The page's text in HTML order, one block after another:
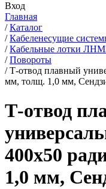
Вход
Главная
/ Каталог
/ Кабеленесущие
/ Кабельные лотки
/ Повороты
/ Т-отвод плавный
мм, толщ. 1,0 мм,
Т-отвод
400х50
1,0 мм,